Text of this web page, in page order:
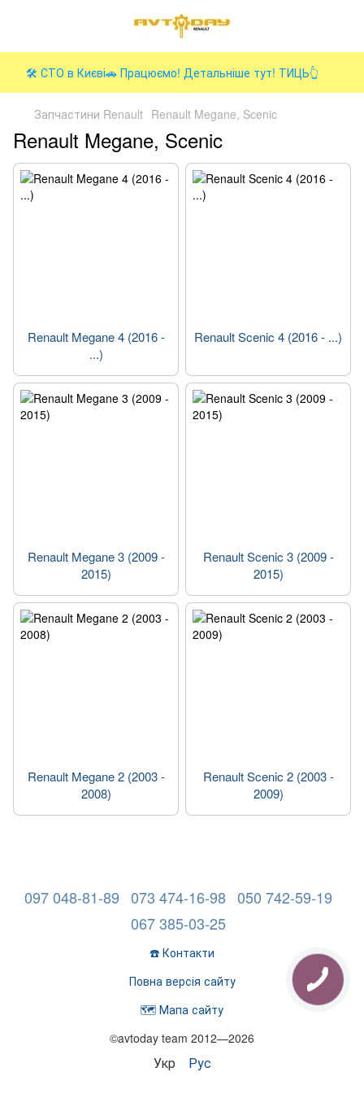
🛠️ СТО в Києві🚗 Працюємо! Детальніше тут! ТИЦЬ👆
Запчастини Renault Renault Megane, Scenic
Renault Megane, Scenic
Renault Megane 4 (2016 -
...)
Renault Scenic 4 (2016 - ...)
Renault Megane 3 (2009 -
2015)
Renault Scenic 3 (2009 -
2015)
Renault Megane 2 (2003 -
2008)
Renault Scenic 2 (2003 -
2009)
097 048-81-89 073 474-16-98 050 742-59-19
067 385-03-25
☎️ Контакти
Повна версія сайту
🗺️ Мапа сайту
©avtoday team 2012—2026
Укр Рус